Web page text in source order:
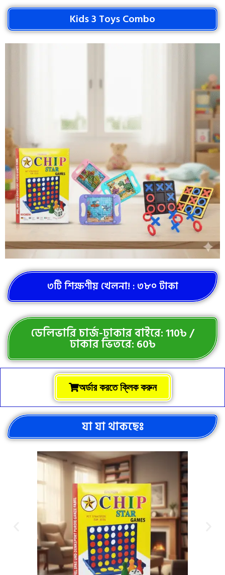
Kids 3 Toys Combo
৩টি শিক্ষণীয় খেলনা! : ৩৮০ টাকা
ডেলিভারি চার্জ-ঢাকার বাইরে: 110৳ /
ঢাকার ভিতরে: 60৳
অর্ডার করতে ক্লিক করুন
যা যা থাকছেঃ